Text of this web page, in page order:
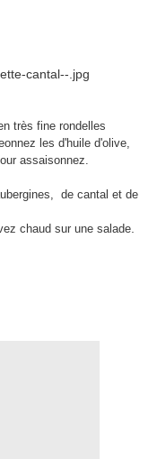
très fine rondelles
les d'huile d'olive,
assaisonnez.
de cantal et de
chaud sur une salade